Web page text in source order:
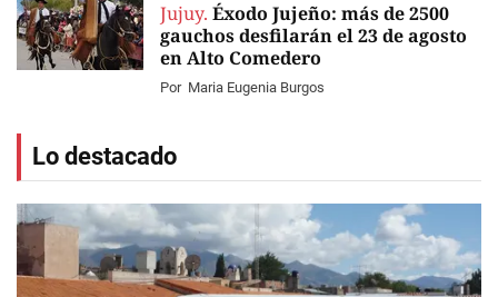
Jujuy. Éxodo Jujeño: más de 2500
gauchos desfilarán el 23 de agosto
en Alto Comedero
Por Maria Eugenia Burgos
Lo destacado